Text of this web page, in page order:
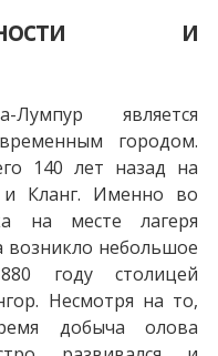
и
является
городом.
140 лет назад на
и Кланг. Именно во
на месте лагеря
возникло небольшое
году столицей
Несмотря на то,
добыча олова